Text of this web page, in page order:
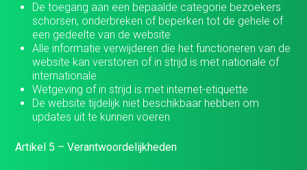
De toegang aan een bepaalde categorie bezoekers
schorsen, onderbreken of beperken tot de gehele of
een gedeelte van de website
Alle informatie verwijderen die het functioneren van de
website kan verstoren of in strijd is met nationale of
internationale
Wetgeving of in strijd is met internet-etiquette
De website tijdelijk niet beschikbaar hebben om
updates uit te kunnen voeren
Artikel 5 – Verantwoordelijkheden